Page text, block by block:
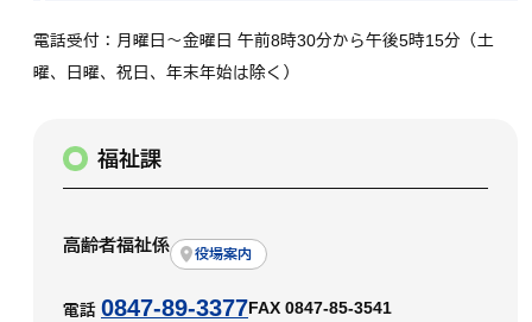
電話受付：月曜日～金曜日 午前8時30分から午後5時15分（土
曜、日曜、祝日、年末年始は除く）
福祉課
高齢者福祉係 役場案内
電話 0847-89-3377 FAX 0847-85-3541